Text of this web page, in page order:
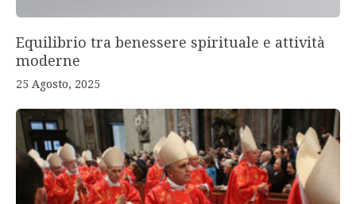
Equilibrio tra benessere spirituale e attività
moderne
25 Agosto, 2025